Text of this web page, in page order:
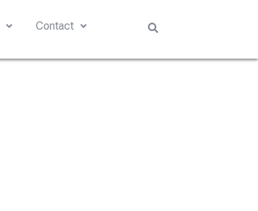
Contact